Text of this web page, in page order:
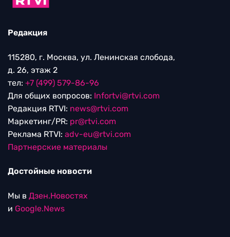
Редакция
115280, г. Москва, ул. Ленинская слобода,
д. 26, этаж 2
тел: +7 (499) 579-86-96
Для общих вопросов: Infortvi@rtvi.com
Редакция RTVI: news@rtvi.com
Маркетинг/PR: pr@rtvi.com
Реклама RTVI: adv-eu@rtvi.com
Партнерские материалы
Достойные новости
Мы в Дзен.Новостях
и Google.News